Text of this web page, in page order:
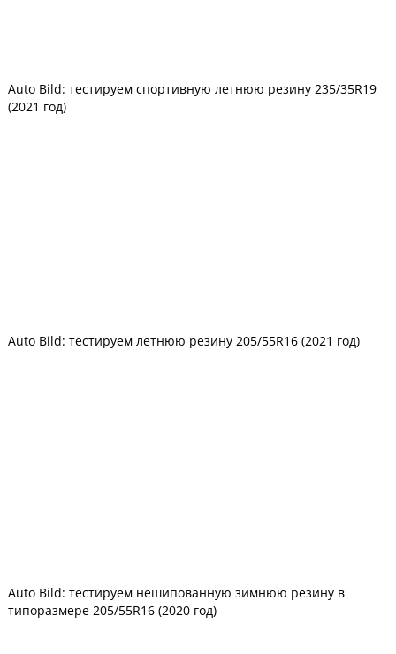
Auto Bild: тестируем спортивную летнюю резину 235/35R19
(2021 год)
Auto Bild: тестируем летнюю резину 205/55R16 (2021 год)
Auto Bild: тестируем нешипованную зимнюю резину в
типоразмере 205/55R16 (2020 год)